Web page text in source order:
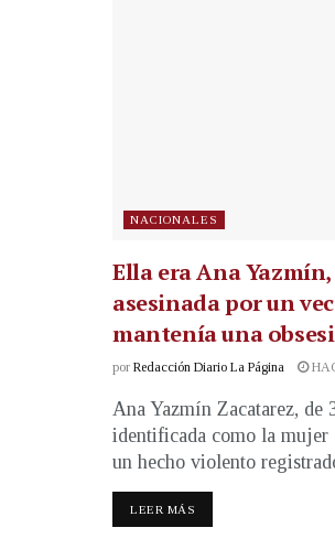
NACIONALES
Ella era Ana
asesinada por un
mantenía una
por Redacción Diario La Página
Ana Yazmín Zacatarez, de
identificada como la mujer
un hecho violento
LEER MÁS